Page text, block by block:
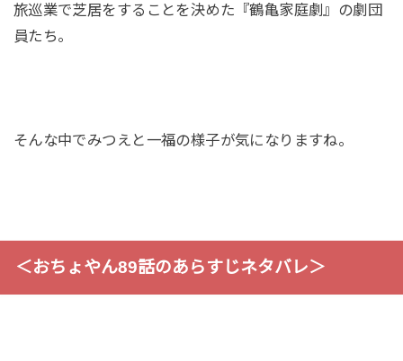
旅巡業で芝居をすることを決めた『鶴亀家庭劇』の劇団
員たち。
そんな中でみつえと一福の様子が気になりますね。
＜おちょやん89話のあらすじネタバレ＞